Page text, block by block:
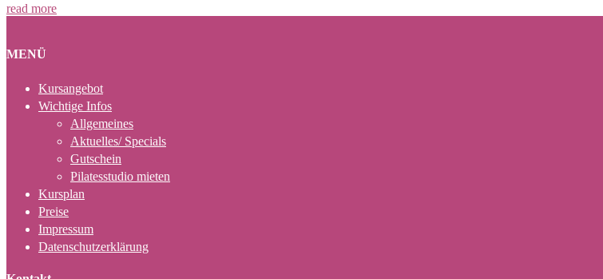
read more
MENÜ
Kursangebot
Wichtige Infos
Allgemeines
Aktuelles/ Specials
Gutschein
Pilatesstudio mieten
Kursplan
Preise
Impressum
Datenschutzerklärung